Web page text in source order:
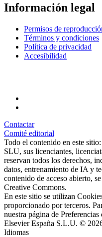
Información legal
Permisos de
Términos y condiciones
Política de privacidad
Accesibilidad
Contactar
Comité editorial
Todo el contenido en este
SLU, sus licenciantes,
reservan todos los derechos,
datos, entrenamiento de IA y
contenido de acceso abierto,
Creative Commons.
En este sitio se utilizan
proporcionado por terceros.
nuestra página de Preferencias
Elsevier España S.L.U. ©
Idiomas